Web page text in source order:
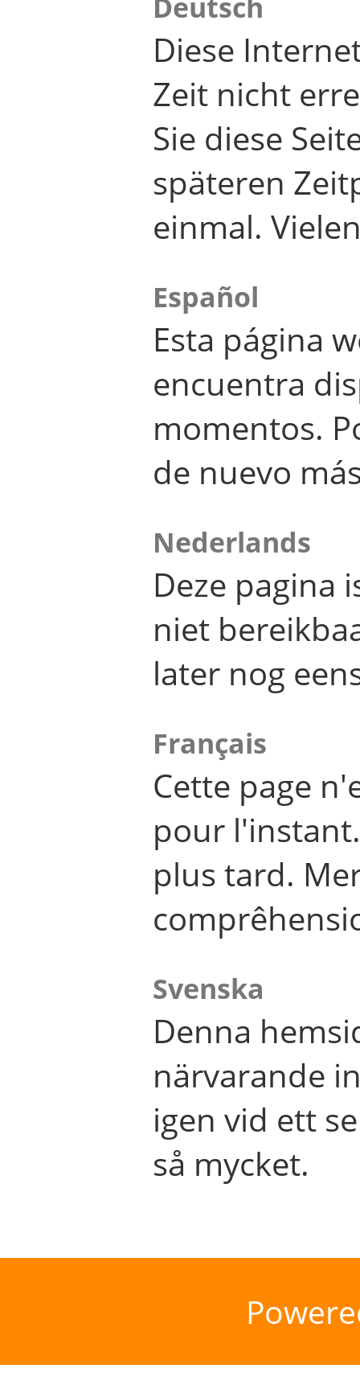
Diese
Zeit nicht
Sie diese
späteren
einmal.
Español
Esta página
encuentra
momentos.
de nuevo
Nederlands
Deze pagina
niet
later nog
Français
Cette page
pour
plus tard.
Svenska
Denna
närvarande
igen vid ett
så mycket.